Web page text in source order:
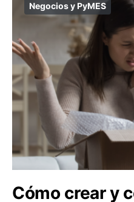
Negocios y PyMES
Cómo crear y